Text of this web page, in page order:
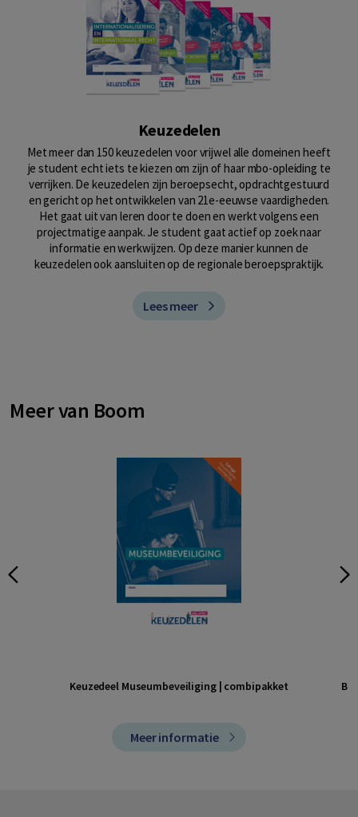
Keuzedelen
Met meer dan 150 keuzedelen voor vrijwel alle domeinen heeft
je student echt iets te kiezen om zijn of haar mbo-opleiding te
verrijken. De keuzedelen zijn beroepsecht, opdrachtgestuurd
en gericht op het ontwikkelen van 21e-eeuwse vaardigheden.
Het gaat uit van leren door te doen en werkt volgens een
projectmatige aanpak. Je student gaat actief op zoek naar
informatie en werkwijzen. Op deze manier kunnen de
keuzedelen ook aansluiten op de regionale beroepspraktijk.
Lees meer
Meer van Boom
Keuzedeel Museumbeveiliging | combipakket
Meer informatie